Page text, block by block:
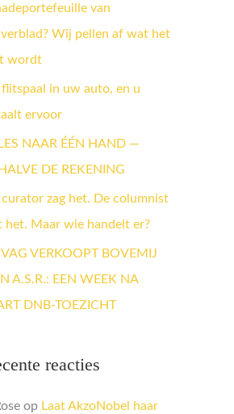
van
Wij pellen af wat het
wordt
flitspaal in uw auto, en u
ervoor
NAAR ÉÉN HAND —
DE REKENING
curator zag het. De columnist
het. Maar wie handelt er?
VERKOOPT BOVEMIJ
A.S.R.: EEN WEEK NA
DNB-TOEZICHT
reacties
op Laat AkzoNobel haar